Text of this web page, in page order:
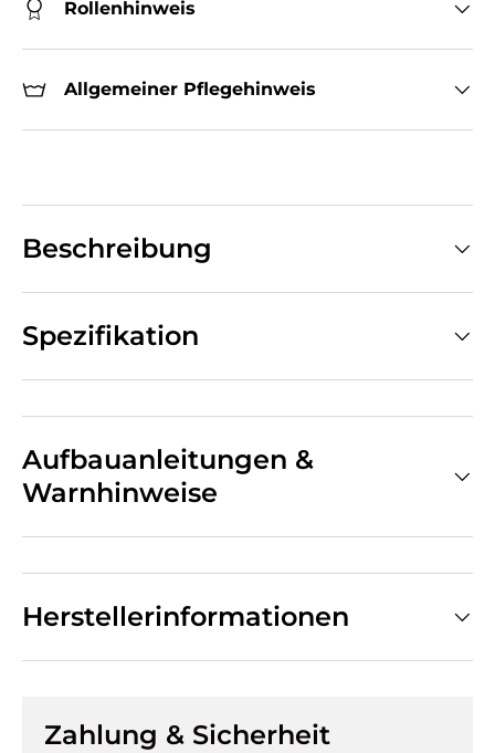
Rollenhinweis
Allgemeiner Pflegehinweis
Beschreibung
Spezifikation
Aufbauanleitungen &
Warnhinweise
Herstellerinformationen
Zahlung & Sicherheit